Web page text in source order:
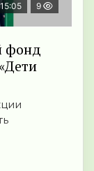
9
фонд